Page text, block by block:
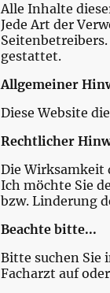
Alle Inhalte
Jede Art der
gestattet.
Allgemeiner
Diese Website
Rechtlicher
Die Wirksamkeit
Ich möchte Sie
bzw. Linderung
Beachte bitte...
Bitte suchen Sie
Facharzt auf